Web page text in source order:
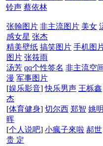
铃声 蔡依林
张翰图片 非主流图片 美女
感女星 张杰
精美壁纸 搞笑图片 手机图
图片 张筱雨
汤芳 qq个性签名 非主流空
漫 军事图片
[娱乐影音]快乐男声 王栎鑫
杰
[体育健身] 切尔西 郑智 姚明
晖
[个人说吧] 小瘋子來啦 郝世
贵 定